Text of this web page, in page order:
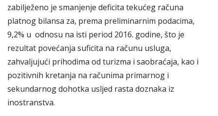
zabilježeno je smanjenje deficita tekućeg računa
platnog bilansa za, prema preliminarnim podacima,
9,2% u odnosu na isti period 2016. godine, što je
rezultat povećanja suficita na računu usluga,
zahvaljujući prihodima od turizma i saobraćaja, kao i
pozitivnih kretanja na računima primarnog i
sekundarnog dohotka usljed rasta doznaka iz
inostranstva.